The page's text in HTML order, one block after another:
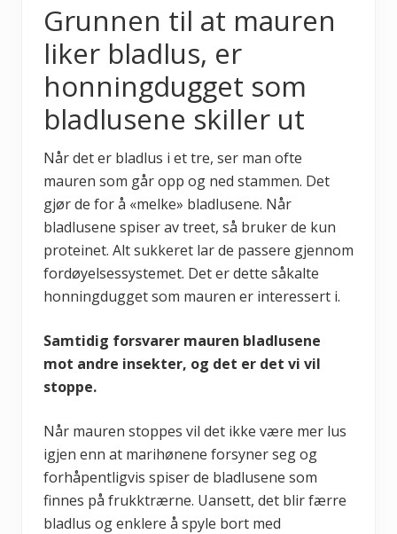
Grunnen til at mauren
liker bladlus, er
honningdugget som
bladlusene skiller ut
Når det er bladlus i et tre, ser man ofte
mauren som går opp og ned stammen. Det
gjør de for å «melke» bladlusene. Når
bladlusene spiser av treet, så bruker de kun
proteinet. Alt sukkeret lar de passere gjennom
fordøyelsessystemet. Det er dette såkalte
honningdugget som mauren er interessert i.
Samtidig forsvarer mauren bladlusene
mot andre insekter, og det er det vi vil
stoppe.
Når mauren stoppes vil det ikke være mer lus
igjen enn at marihønene forsyner seg og
forhåpentligvis spiser de bladlusene som
finnes på frukktrærne. Uansett, det blir færre
bladlus og enklere å spyle bort med